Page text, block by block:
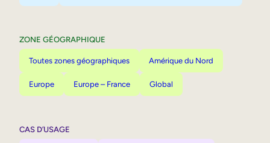
ZONE GÉOGRAPHIQUE
Toutes zones géographiques Amérique du Nord
Europe Europe – France Global
CAS D’USAGE